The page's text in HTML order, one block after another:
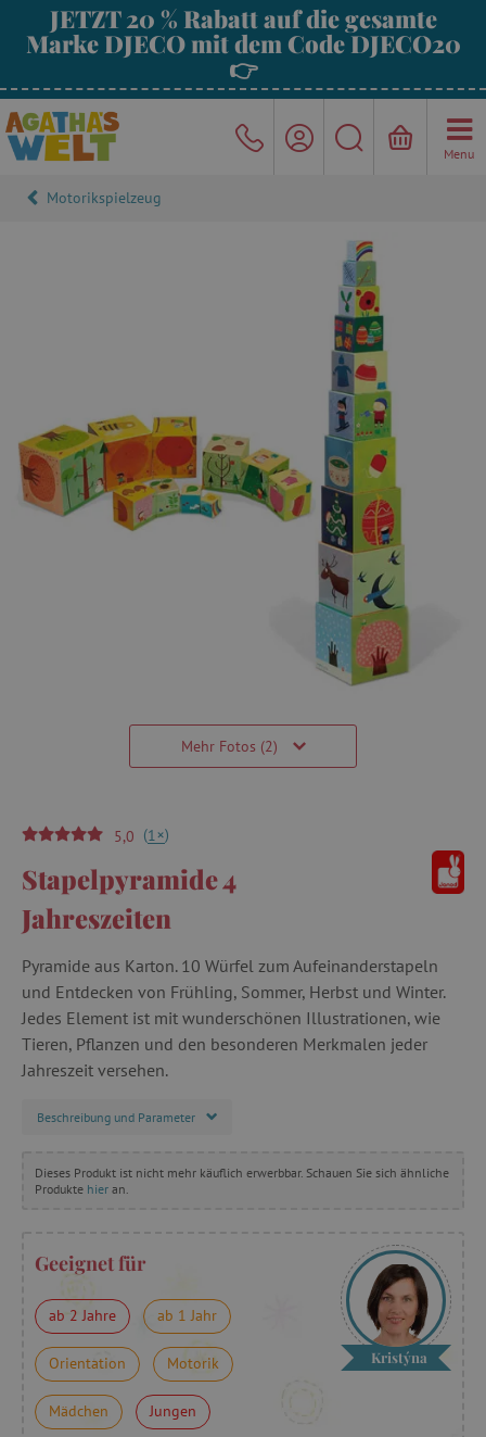
JETZT 20 % Rabatt auf die gesamte
Marke DJECO mit dem Code DJECO20
👉
Menu
Motorikspielzeug
Mehr Fotos (2)
5,0 (1+)
Stapelpyramide 4
Jahreszeiten
Pyramide aus Karton. 10 Würfel zum Aufeinanderstapeln
und Entdecken von Frühling, Sommer, Herbst und Winter.
Jedes Element ist mit wunderschönen Illustrationen, wie
Tieren, Pflanzen und den besonderen Merkmalen jeder
Jahreszeit versehen.
Beschreibung und Parameter
Dieses Produkt ist nicht mehr käuflich erwerbbar. Schauen Sie sich ähnliche
Produkte hier an.
Geeignet für
ab 2 Jahre ab 1 Jahr
Orientation Motorik
Mädchen Jungen
Kristýna